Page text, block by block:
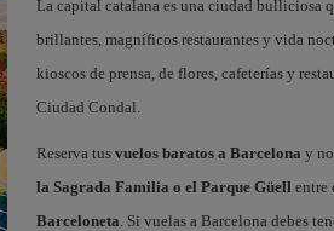
La capital catalana es una ciudad bulliciosa
brillantes, magníficos restaurantes y vida
kioscos de prensa, de flores, cafeterías y
Ciudad Condal.
Reserva tus vuelos baratos a Barcelona y
la Sagrada Familia o el Parque Güell entre
Barceloneta. Si vuelas a Barcelona debes